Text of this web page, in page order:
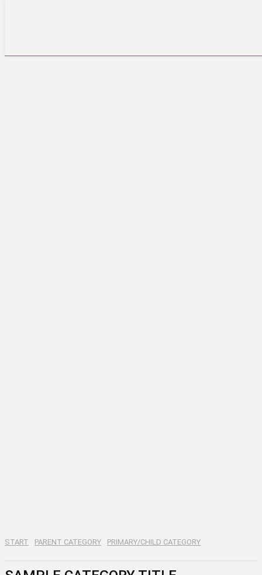
START PARENT CATEGORY PRIMARY/CHILD CATEGORY